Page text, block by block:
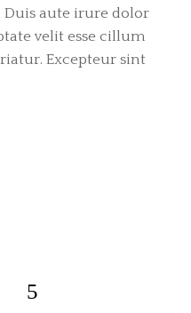
Duis aute irure dolor
velit esse cillum
Excepteur sint